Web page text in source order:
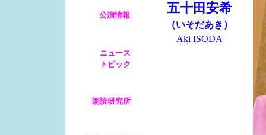
公演情報
ニュース
トピック
朗読研究所
五十田安希
（いそだあき）
Aki ISODA